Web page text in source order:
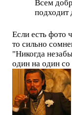
Всем
подходит
Если есть фото
то сильно
"Никогда
один на один